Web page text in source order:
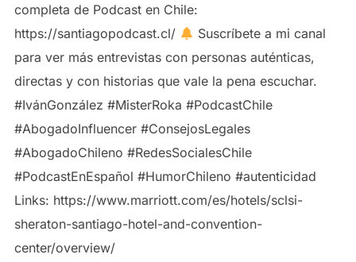
completa de Podcast en Chile:
https://santiagopodcast.cl/
Suscríbete a mi canal
para ver más entrevistas con personas auténticas,
directas y con historias que vale la pena escuchar.
#IvánGonzález #MisterRoka #PodcastChile
#AbogadoInfluencer #ConsejosLegales
#AbogadoChileno #RedesSocialesChile
#PodcastEnEspañol #HumorChileno #autenticidad
Links: https://www.marriott.com/es/hotels/sclsi-
sheraton-santiago-hotel-and-convention-
center/overview/